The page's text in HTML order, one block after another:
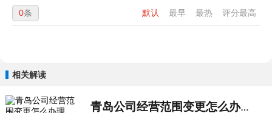
默认 最早 最热 评分最高
0条
相关解读
青岛公司经营范围变更怎么办理，一篇讲...